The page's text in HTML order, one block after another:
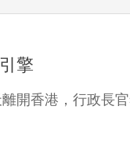
擎
開香港，行政長